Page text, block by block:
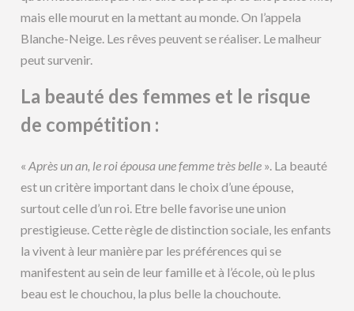
mais elle mourut en la mettant au monde. On l’appela
Blanche-Neige. Les rêves peuvent se réaliser. Le malheur
peut survenir.
La beauté des femmes et le risque
de compétition :
«Après un an, le roi épousa une femme très belle ». La beauté
est un critère important dans le choix d’une épouse,
surtout celle d’un roi. Etre belle favorise une union
prestigieuse. Cette règle de distinction sociale, les enfants
la vivent à leur manière par les préférences qui se
manifestent au sein de leur famille et à l’école, où le plus
beau est le chouchou, la plus belle la chouchoute.